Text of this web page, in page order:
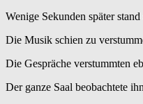
Wenige Sekunden später
Die Musik schien zu
Die Gespräche verstummten
Der ganze Saal beobachtete